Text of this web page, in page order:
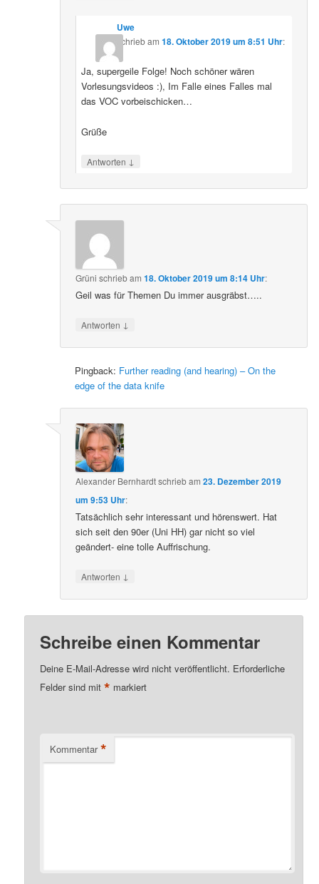
Uwe
schriebam 18. Oktober 2019 um 8:51 Uhr:
Ja, supergeile Folge! Noch schöner wären
Vorlesungsvideos :), Im Falle eines Falles mal
das VOC vorbeischicken…
Grüße
Antworten ↓
Grüni schriebam18. Oktober 2019 um 8:14 Uhr:
Geil was für Themen Du immer ausgräbst…..
Antworten ↓
Pingback: Further reading (and hearing) – On the
edge of the data knife
Alexander Bernhardtschriebam23. Dezember 2019
um 9:53 Uhr:
Tatsächlich sehr interessant und hörenswert. Hat
sich seit den 90er (Uni HH) gar nicht so viel
geändert- eine tolle Auffrischung.
Antworten ↓
Schreibe einen Kommentar
Deine E-Mail-Adresse wird nicht veröffentlicht. Erforderliche
Felder sind mit* markiert
Kommentar *